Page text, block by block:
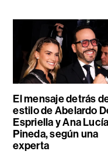
El mensaje detrás
estilo de Abelardo
Espriella y Ana Lucía
Pineda, según una
experta